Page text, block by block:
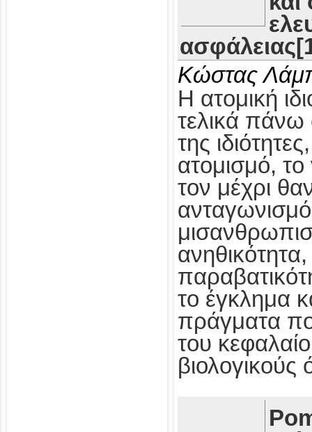
Κώστας
Η ατομική
τελικά πάνω
της
ατομισμό,
τον μέχρι
ανηθικότητα,
το έγκλημα
πράγματα
του
βιολογικούς